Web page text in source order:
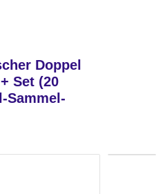
Doppel
Set (20
Sammel-